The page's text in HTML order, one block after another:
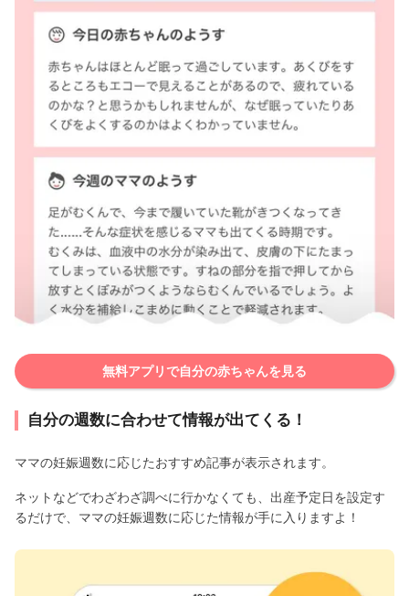
無料アプリで自分の赤ちゃんを見る
自分の週数に合わせて情報が出てくる！
ママの妊娠週数に応じたおすすめ記事が表示されます。
ネットなどでわざわざ調べに行かなくても、出産予定日を設定す
るだけで、ママの妊娠週数に応じた情報が手に入りますよ！